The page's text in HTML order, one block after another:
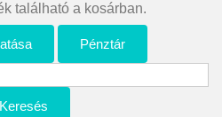
található a kosárban.
Pénztár
Keresés